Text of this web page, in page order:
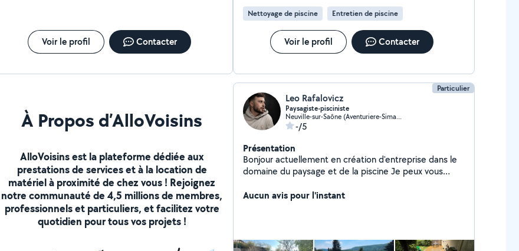
Voir le profil Contacter
Nettoyage de piscine Entretien de piscine
Voir le profil Contacter
À Propos d’AlloVoisins
AlloVoisins est la plateforme dédiée aux
prestations de services et à la location de
matériel à proximité de chez vous ! Rejoignez
notre communauté de 4,5 millions de membres,
professionnels et particuliers, et facilitez votre
quotidien pour tous vos projets !
Particulier
Leo Rafalovicz
Paysagiste•pisciniste
Neuville-sur-Saône (Aventuriere-Simandre)
-/5
Présentation
Bonjour actuellement en création d'entreprise dans le
domaine du paysage et de la piscine Je peux vous
d'espaces verts ainsi que l'entretien de vos piscines et
Aucun avis pour l'instant